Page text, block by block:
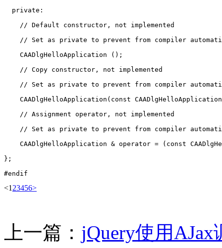
  private:
    // Default constructor, not implemented
// Set as private to prevent from compiler
    CAADlgHelloApplication ();
    // Copy constructor, not implemented
// Set as private to prevent from compiler
CAADlgHelloApplication(const
    // Assignment operator, not implemented
// Set as private to prevent from compiler
CAADlgHelloApplication & operator = (const
};
#endif
<1 23456>
上一篇： jQuery使用AJax